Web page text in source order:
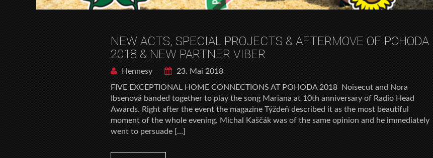
NEW ACTS, SPECIAL PROJECTS & AFTERMOVE OF POHODA
2018 & NEW PARTNER VIBER
Hennesy
23. Mai 2018
FIVE EXCEPTIONAL HOME CONNECTIONS AT POHODA 2018 Noisecut and Nora
Ibsenová banded together to play the song Mariana at 10th anniversary of Radio Head
Awards. Right after the event the magazine Týždeň described it as the most beautiful
moment of the whole evening. Michal Kaščák was of the same opinion and he immediately
went to persuade […]